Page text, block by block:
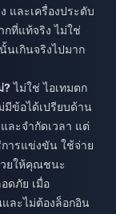
และเครื่องประดับ
ที่แท้จริง ไม่ใช่
นเกินจริงไปมาก
?ไม่ใช่ ไอเทมตก
มีข้อได้เปรียบด้าน
ละจำกัดเวลา แต่
ารแข่งขัน ใช้จ่าย
ยให้คุณชนะ
ดภัย เมื่อ
ละไม่ต้องล็อกอิน